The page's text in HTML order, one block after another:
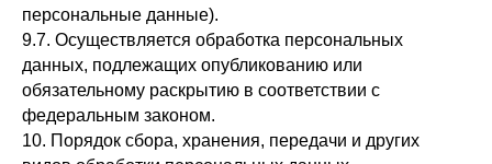
персональные данные).
9.7. Осуществляется обработка персональных
данных, подлежащих опубликованию или
обязательному раскрытию в соответствии с
федеральным законом.
10. Порядок сбора, хранения, передачи и других